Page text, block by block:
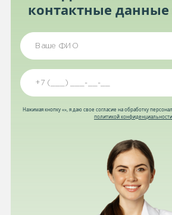
контактные данные
Нажимая кнопку «», я даю свое согласие на обработку
политикой конфиденциальности